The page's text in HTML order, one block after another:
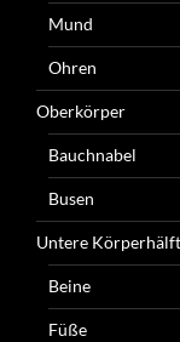
Mund
Ohren
Oberkörper
Bauchnabel
Busen
Untere
Beine
Füße